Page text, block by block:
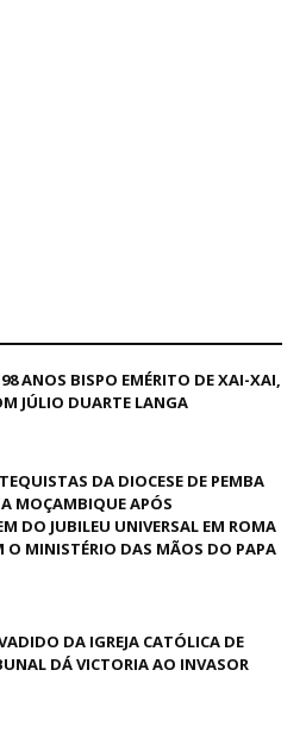
ANOS BISPO EMÉRITO DE XAI-XAI,
JÚLIO DUARTE LANGA
DA DIOCESE DE PEMBA
A MOÇAMBIQUE APÓS
DO JUBILEU UNIVERSAL EM ROMA
O MINISTÉRIO DAS MÃOS DO PAPA
DA IGREJA CATÓLICA DE
DÁ VICTORIA AO INVASOR